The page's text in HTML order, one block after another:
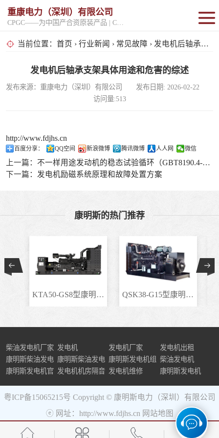
重康电力（深圳）有限公司
当前位置： 首页 › 行业新闻 › 常见故障 › 发电机后轴承支架具体用途和危害的综述
发电机后轴承支架具体用途和危害的综述
发布来源：重康电力（深圳）有限公司 发布日期: 2026-02-22
访问量:513
http://www.fdjhs.cn
百度分享： QQ空间 新浪微博 腾讯微博 人人网 微信
上一篇： 不一样用途发动机的稳态试验循环（GBT8190.4-2010）
下一篇： 发电机励磁系统原理和故障处置方案
康明斯的热门推荐
KTA50-GS8型康明斯柴.. QSK38-G15型康明斯柴..
柴油发电机厂家 发电机 发电机厂家
发电机出租
康明斯柴油发电
机组
康明斯柴油发电
机
康明斯发电机组 柴油发电机
康明斯发电机官 发电机机房隔音 发电机维修 康明斯发电机
粤ICP备15065215号 Copyright © 康明斯电力（深圳）有限公司
ⓔ 网址：http://www.fdjhs.cn 网站地图
固定开架式
超静音型
移动电站